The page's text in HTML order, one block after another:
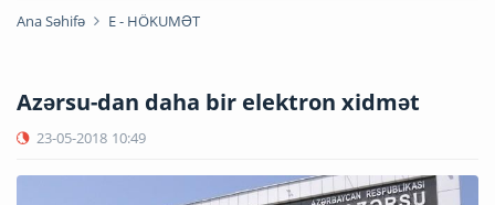
Ana Səhifə E - HÖKUMƏT
Azərsu-dan daha bir elektron xidmət
23-05-2018 10:49